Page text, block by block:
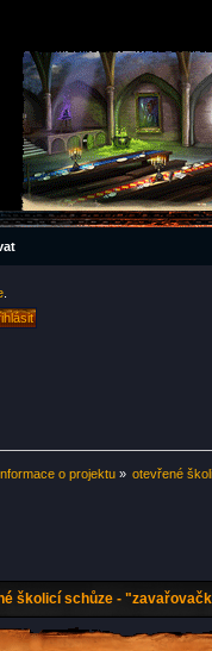
o projektu» otevřené
školicí schůze -